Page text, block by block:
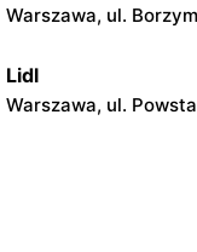
Warszawa, ul.
Lidl
Warszawa, ul.
Warszawa, ul. Marii